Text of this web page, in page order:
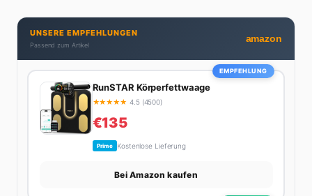
Privatleben unter einen Hut bekommt. Privat ist sie
bekennende Kaffee-Süchtige (3+ Tassen am Tag,
Minimum), Podcast-Hörerin und verbringt ihre
Wochenenden am liebsten in der Natur oder auf dem
UNSERE EMPFEHLUNGEN
Passend zum Artikel
amazon
EMPFEHLUNG
RunSTAR Körperfettwaage
★★★★★ 4.5 (4500)
€135
Prime Kostenlose Lieferung
Bei Amazon kaufen